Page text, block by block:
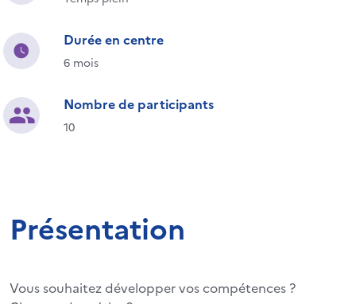
Durée en centre
6 mois
Nombre de participants
10
Présentation
Vous souhaitez développer vos compétences ?